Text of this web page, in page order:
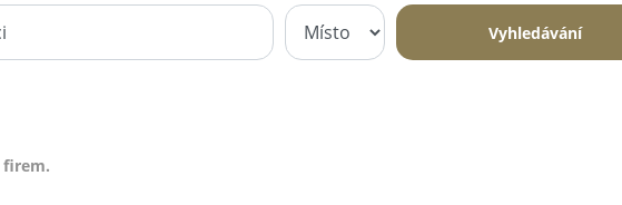
Vyhledávání
firem.